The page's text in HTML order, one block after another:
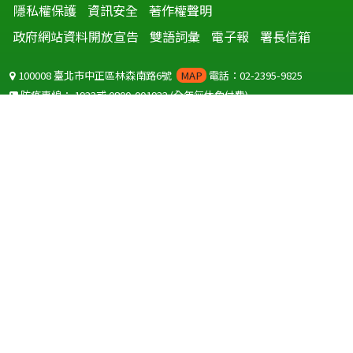
隱私權保護 資訊安全 著作權聲明
政府網站資料開放宣告
雙語詞彙 電子報 署長信箱
100008 臺北市中正區林森南路6號 MAP 電話：02-2395-9825
防疫專線：1922或0800-001922(全年無休免付費)